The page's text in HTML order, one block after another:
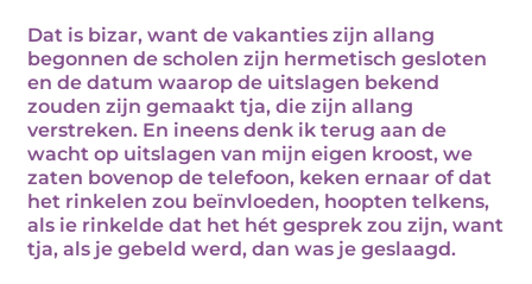
Dat is bizar, want de vakanties zijn allang
begonnen de scholen zijn hermetisch gesloten
en de datum waarop de uitslagen bekend
zouden zijn gemaakt tja, die zijn allang
verstreken. En ineens denk ik terug aan de
wacht op uitslagen van mijn eigen kroost, we
zaten bovenop de telefoon, keken ernaar of dat
het rinkelen zou beïnvloeden, hoopten telkens,
als ie rinkelde dat het hét gesprek zou zijn, want
tja, als je gebeld werd, dan was je geslaagd.